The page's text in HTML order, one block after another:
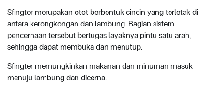
Sfingter merupakan otot berbentuk cincin yang terletak di
antara kerongkongan dan lambung. Bagian sistem
pencernaan tersebut bertugas layaknya pintu satu arah,
sehingga dapat membuka dan menutup.
Sfingter memungkinkan makanan dan minuman masuk
menuju lambung dan dicerna.